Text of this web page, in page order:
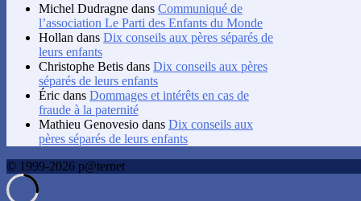
Michel Dudragne dans Communiqué de
l’association Le Parti des Enfants du Monde
Hollan dans Dix conseils aux pères séparés de
leurs enfants
Christophe Betis dans Dix conseils aux pères
séparés de leurs enfants
Éric dans Dommages et intérêts en cas de
fraude à la paternité
Mathieu Genovesio dans Dix conseils aux
pères séparés de leurs enfants
© 1999-2026 p@ternet